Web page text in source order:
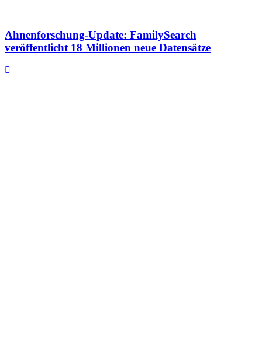
Ahnenforschung-Update: FamilySearch
veröffentlicht 18 Millionen neue Datensätze